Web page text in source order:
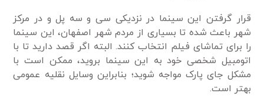
قرار گرفتن این سینما در نزدیکی سی و سه پل و در مرکز
شهر باعث شده تا بسیاری از مردم شهر اصفهان، این سینما
را برای تماشای فیلم انتخاب کنند. البته اگر قصد دارید تا با
اتومبیل شخصی خود به این سینما بروید، ممکن است با
مشکل جای پارک مواجه شوید؛ بنابراین وسایل نقلیه عمومی
بهتر است.